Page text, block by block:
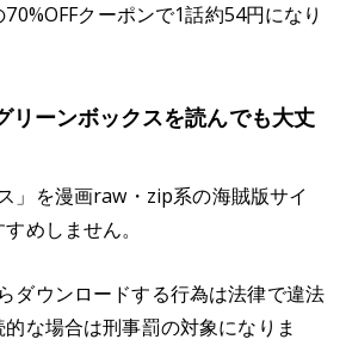
クーポンで1話約54円になり
リーンボックスを読んでも大丈
」を漫画raw・zip系の海賊版サイ
めしません。
ダウンロードする行為は法律で違法
な場合は刑事罰の対象になりま